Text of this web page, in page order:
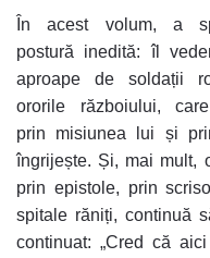
În acest volum, a
postură inedită: îl
aproape de soldații
ororile războiului,
prin misiunea lui și
îngrijește. Și, mai mult,
prin epistole, prin
spitale răniți, continuă
continuat: „Cred că